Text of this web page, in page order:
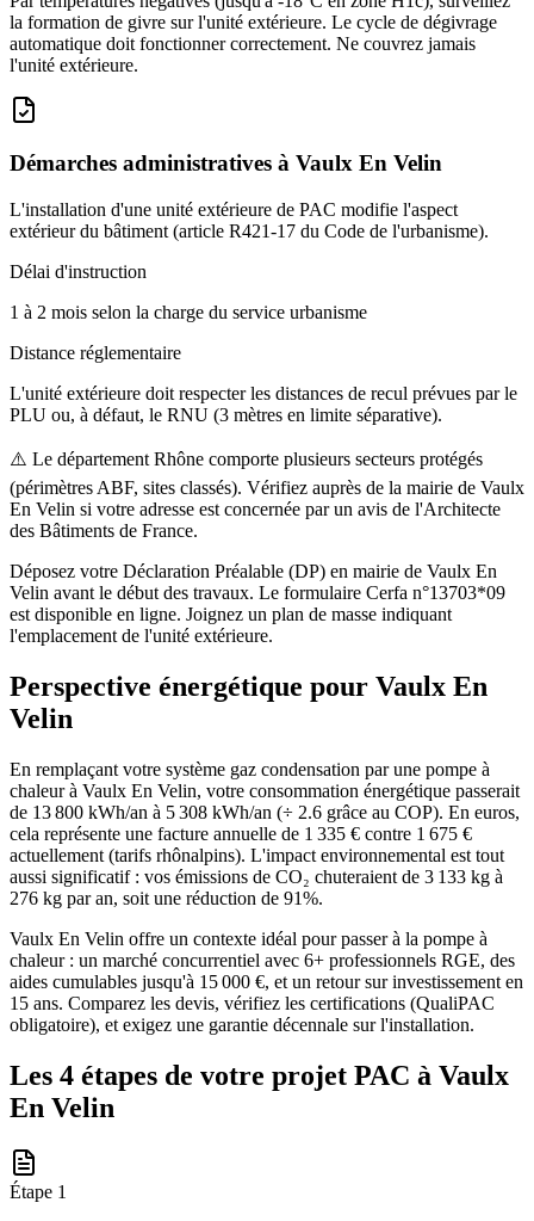
la formation de givre sur l'unité extérieure. Le cycle de dégivrage
automatique doit fonctionner correctement. Ne couvrez jamais
l'unité extérieure.
Démarches administratives à Vaulx En Velin
L'installation d'une unité extérieure de PAC modifie l'aspect
extérieur du bâtiment (article R421-17 du Code de l'urbanisme).
Délai d'instruction
1 à 2 mois selon la charge du service urbanisme
Distance réglementaire
L'unité extérieure doit respecter les distances de recul prévues par le
PLU ou, à défaut, le RNU (3 mètres en limite séparative).
⚠️ Le département Rhône comporte plusieurs secteurs protégés
(périmètres ABF, sites classés). Vérifiez auprès de la mairie de Vaulx
En Velin si votre adresse est concernée par un avis de l'Architecte
des Bâtiments de France.
Déposez votre Déclaration Préalable (DP) en mairie de Vaulx En
Velin avant le début des travaux. Le formulaire Cerfa n°13703*09
est disponible en ligne. Joignez un plan de masse indiquant
l'emplacement de l'unité extérieure.
Perspective énergétique pour Vaulx En
Velin
En remplaçant votre système gaz condensation par une pompe à
chaleur à Vaulx En Velin, votre consommation énergétique passerait
de 13 800 kWh/an à 5 308 kWh/an (÷ 2.6 grâce au COP). En euros,
cela représente une facture annuelle de 1 335 € contre 1 675 €
actuellement (tarifs rhônalpins). L'impact environnemental est tout
aussi significatif : vos émissions de CO₂ chuteraient de 3 133 kg à
276 kg par an, soit une réduction de 91%.
Vaulx En Velin offre un contexte idéal pour passer à la pompe à
chaleur : un marché concurrentiel avec 6+ professionnels RGE, des
aides cumulables jusqu'à 15 000 €, et un retour sur investissement en
15 ans. Comparez les devis, vérifiez les certifications (QualiPAC
obligatoire), et exigez une garantie décennale sur l'installation.
Les 4 étapes de votre projet PAC à Vaulx
En Velin
Étape 1